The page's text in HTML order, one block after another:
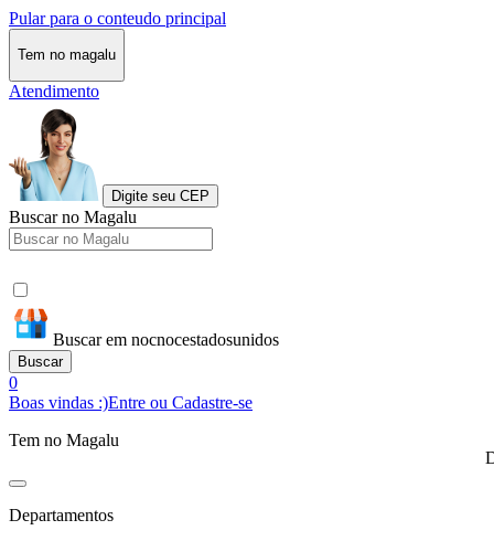
Pular para o conteudo principal
Tem no magalu
Atendimento
Digite seu CEP
Buscar no Magalu
Buscar em nocnocestadosunidos
Buscar
0
Boas vindas :)Entre ou Cadastre-se
Tem no Magalu
Departamentos